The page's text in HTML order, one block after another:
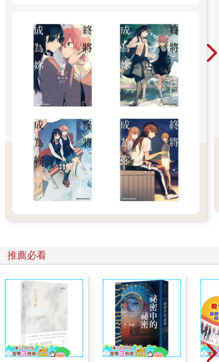
他沒穿室內鞋，而是赤腳踩在地板上。雙腳往玻璃窗邊走去，白
色寢衣的下襬靜靜地曳動。玻璃有些不平整，故無法完全掌握室
外的狀況。不過還是看得出來，今天的陽光並不強。
天空似乎布著雲層，但並未下雨。
玻璃上並無水珠，赤腳踩在地板上時也感受不到溼氣。觀風繼續
往前走，推開房間內側的門來到露臺。
「……！」
當下，他屏住呼吸。
迎面而來的強風揚起了銀色長髮。
觀風很後悔沒將頭髮綁起來，煩躁地甩開貼在臉上的頭髮。他將
凌亂的寢衣下襬整理好，然後仰望天空。雲分布在較低的位置，
上空則看得到澄澈的藍天。上層的雲與下層的雲分別飄往不同的
方向。較高的雲是從西方飄向東方，較低的雲則相反……這代表
低氣壓將至。
觀風擁有與生俱來的天賦。
那就是敏銳察知氣溫、溼度與氣壓變化的能力。憑著這項天賦，
以及後天習得的知識預測天候――這正是【觀風娑門】的工作。
當然，天氣陰晴不定，預測未必每次都準確。
保護民眾免於水患。
耳邊傳來啪沙啪沙的振翅聲。
觀風垂下目光俯瞰庭院，發現少年家僕正在鴿舍工作。
他的名字……叫什麼來著？
觀風想了一會兒，但想不起那位勤奮工作的少年叫什麼名字。外
人在家裡走動會讓觀風很不自在，所以他只聘用一名家僕。觀風
向來都是自己搬洗澡水、自己泡茶，看到灰塵時也會親自拿起掃
帚打掃。在珂璉人當中可說是很少見的例子。
少年先把鴿子全放出去，然後用白布將頭臉包好再動手打掃。
鴿子們在空中歡快地飛翔。目前共有六隻鴿子，羽色各不相同。
推薦必看